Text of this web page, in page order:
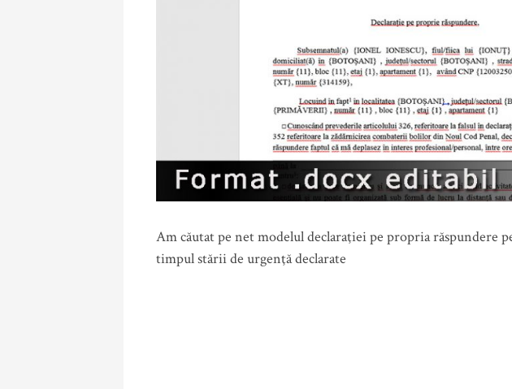
Am căutat pe net modelul declaraţiei pe propria răspundere
timpul stării de urgenţă declarate